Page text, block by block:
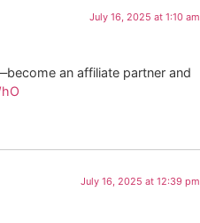
July 16, 2025 at 1:10 am
an affiliate partner and
July 16, 2025 at 12:39 pm